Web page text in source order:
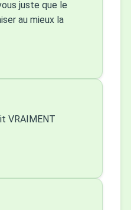
juste que le
au mieux la
VRAIMENT